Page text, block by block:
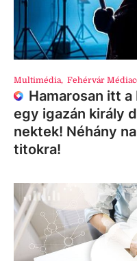
Multimédia, Fehérvár
Hamarosan itt
egy igazán király
nektek! Néhány
titokra!